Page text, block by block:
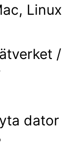
Linux
/
dator